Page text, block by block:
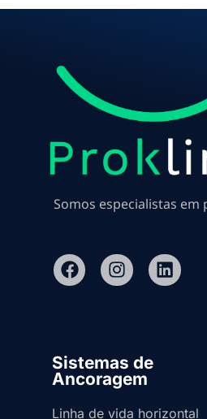
Somos especialistas
Sistemas de
Ancoragem
Linha de vida horizontal